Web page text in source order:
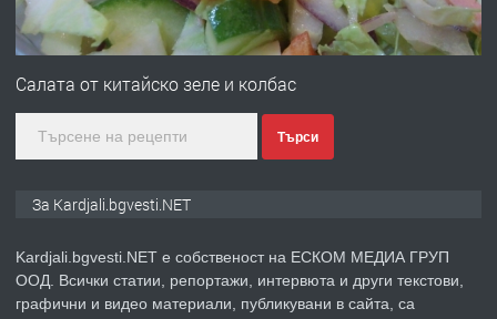
ПРЕДЛАГА
Гараж под наем в супер център
Кърджали
на язовир Студен кладенец 331м2 |
преди 1 година
Салата от китайско зеле и колбас
Търси
За Kardjali.bgvesti.NET
Kardjali.bgvesti.NET е собственост на ЕСКОМ МЕДИА ГРУП
ООД. Всички статии, репортажи, интервюта и други текстови,
графични и видео материали, публикувани в сайта, са